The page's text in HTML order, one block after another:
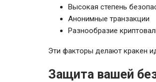
Высокая степень
Анонимные транзакции
Разнообразие
Эти факторы делают кракен
Защита вашей